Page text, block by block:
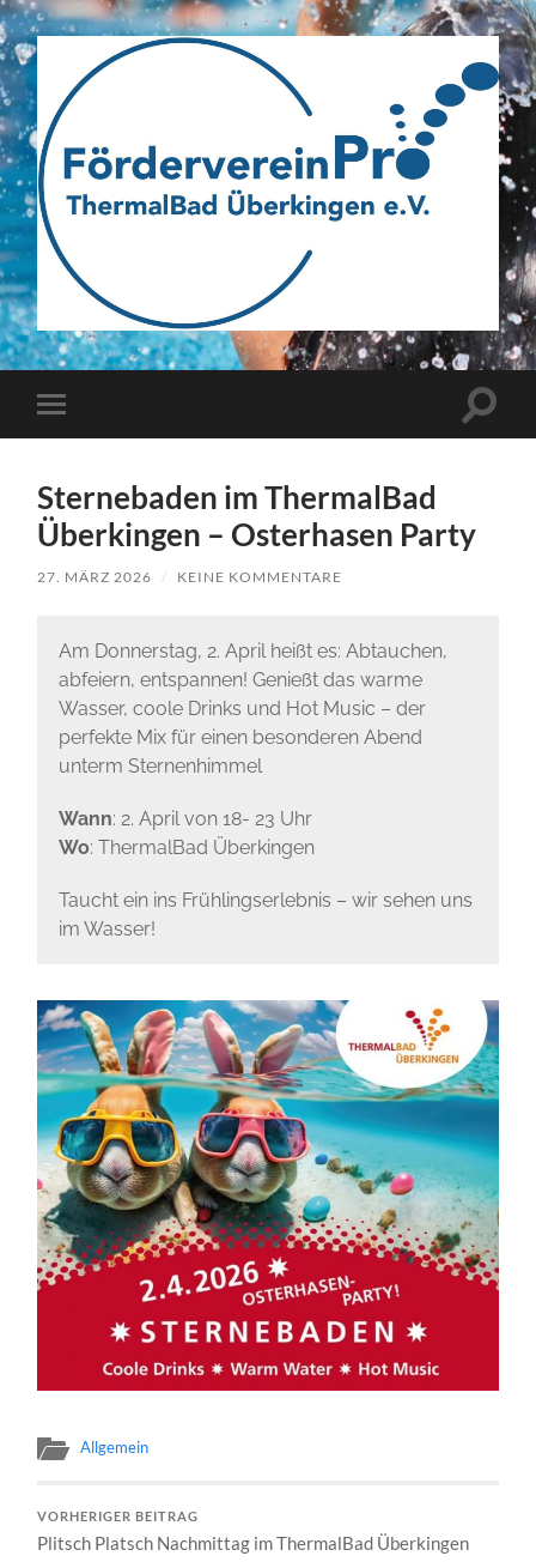
Webseite
des
Fördervereins
Menü
Sternebaden im ThermalBad
Überkingen – Osterhasen Party
27. MÄRZ 2026 / KEINE KOMMENTARE
Am Donnerstag, 2. April heißt es: Abtauchen,
abfeiern, entspannen! Genießt das warme
Wasser, coole Drinks und Hot Music – der
perfekte Mix für einen besonderen Abend
unterm Sternenhimmel
Wann: 2. April von 18- 23 Uhr
Wo: ThermalBad Überkingen
Taucht ein ins Frühlingserlebnis – wir sehen uns
im Wasser!
Allgemein
VORHERIGER BEITRAG
Plitsch Platsch Nachmittag im ThermalBad Überkingen